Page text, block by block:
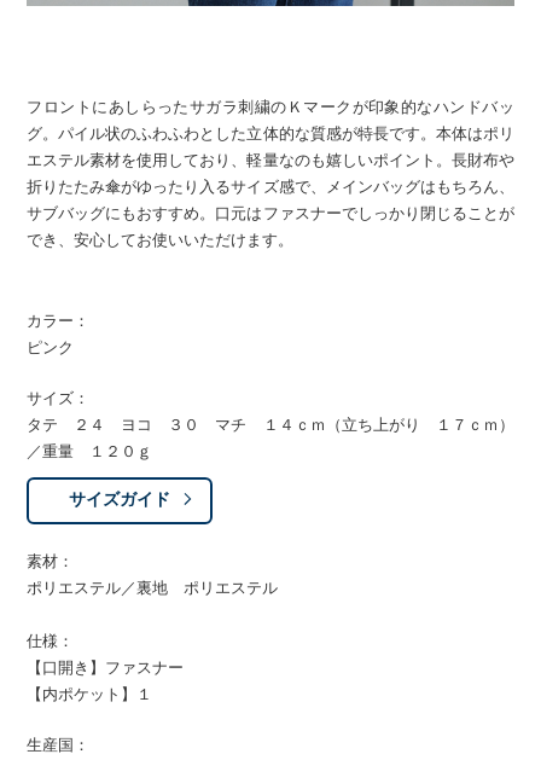
フロントにあしらったサガラ刺繍のＫマークが印象的なハンドバッ
グ。パイル状のふわふわとした立体的な質感が特長です。本体はポリ
エステル素材を使用しており、軽量なのも嬉しいポイント。長財布や
折りたたみ傘がゆったり入るサイズ感で、メインバッグはもちろん、
サブバッグにもおすすめ。口元はファスナーでしっかり閉じることが
でき、安心してお使いいただけます。
カラー：
ピンク
サイズ：
タテ ２４ ヨコ ３０ マチ １４ｃｍ（立ち上がり １７ｃｍ）
／重量 １２０ｇ
サイズガイド
素材：
ポリエステル／裏地 ポリエステル
仕様：
【口開き】ファスナー
【内ポケット】１
生産国：